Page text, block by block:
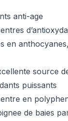
anti-age
en
source
puissants
en
de baies